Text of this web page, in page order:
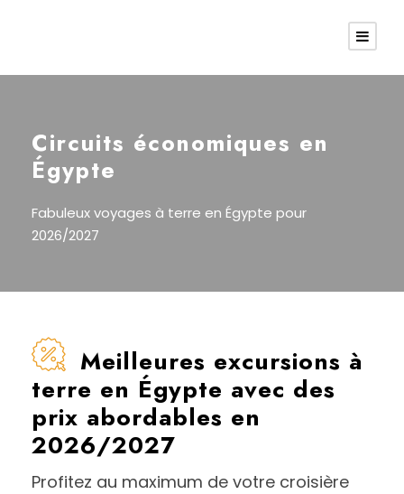
Circuits économiques en
Égypte
Fabuleux voyages à terre en Égypte pour
2026/2027
Meilleures excursions à
terre en Égypte avec des
prix abordables en
2026/2027
Profitez au maximum de votre croisière